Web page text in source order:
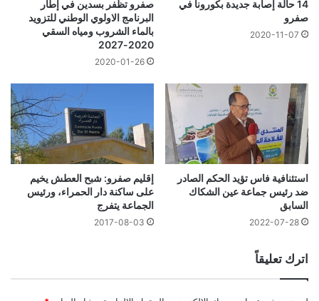
14 حالة إصابة جديدة بكورونا في
صفرو
2020-11-07
صفرو تظفر بسدين في إطار
البرنامج الاولوي الوطني للتزويد
بالماء الشروب ومياه السقي
2020-2027
2020-01-26
استئنافية فاس تؤيد الحكم الصادر
ضد رئيس جماعة عين الشكاك
السابق
2022-07-28
إقليم صفرو: شبح العطش يخيم
على ساكنة دار الحمراء، ورئيس
الجماعة يتفرج
2017-08-03
اترك تعليقاً